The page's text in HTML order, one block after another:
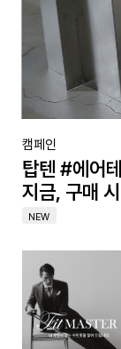
캠페인
탑텐 #에어
지금, 구매
NEW